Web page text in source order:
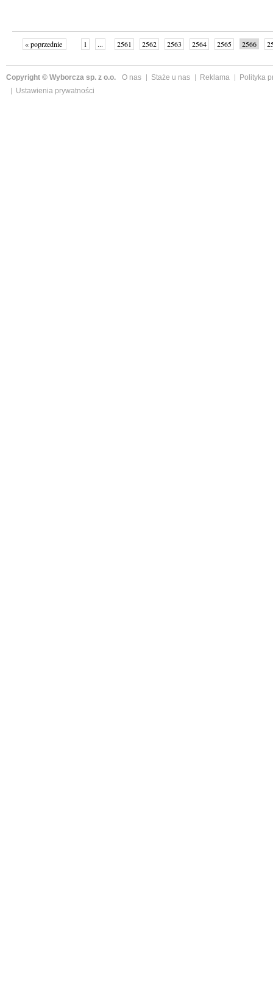
« poprzednie 1 ... 2561 2562 2563 2564 2565 2566
Copyright © Wyborcza sp. z o.o. O nas Staże u nas Reklama
Polityka
Ustawienia prywatności